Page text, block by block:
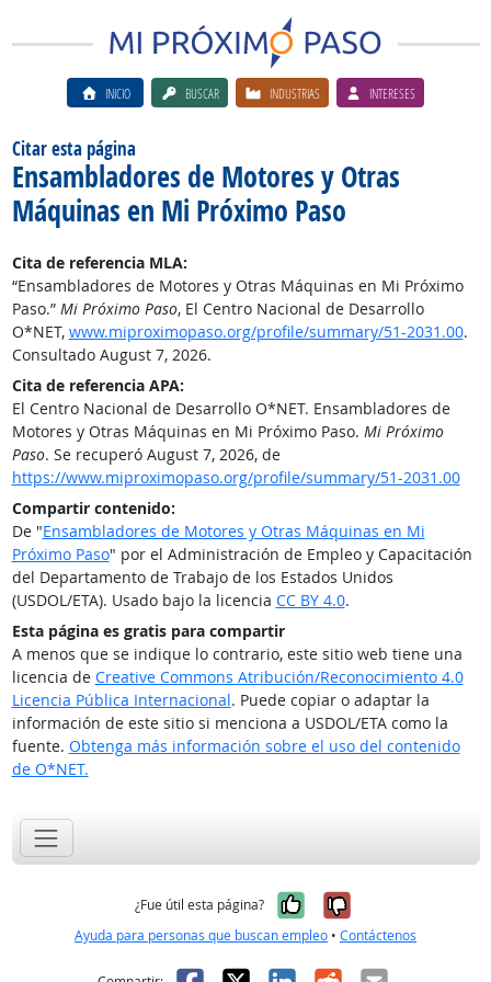
INICIO BUSCAR INDUSTRIAS INTERESES
Citar esta página
Ensambladores de Motores y Otras
Máquinas en Mi Próximo Paso
Cita de referencia MLA:
“Ensambladores de Motores y Otras Máquinas en Mi Próximo
Paso.” Mi Próximo Paso, El Centro Nacional de Desarrollo
O*NET, www.miproximopaso.org/profile/summary/51-2031.00.
Consultado August 7, 2026.
Cita de referencia APA:
El Centro Nacional de Desarrollo O*NET. Ensambladores de
Motores y Otras Máquinas en Mi Próximo Paso. Mi Próximo
Paso. Se recuperó August 7, 2026, de
https://www.miproximopaso.org/profile/summary/51-2031.00
Compartir contenido:
De "Ensambladores de Motores y Otras Máquinas en Mi
Próximo Paso" por el Administración de Empleo y Capacitación
del Departamento de Trabajo de los Estados Unidos
(USDOL/ETA). Usado bajo la licencia CC BY 4.0.
Esta página es gratis para compartir
A menos que se indique lo contrario, este sitio web tiene una
licencia de Creative Commons Atribución/Reconocimiento 4.0
Licencia Pública Internacional. Puede copiar o adaptar la
información de este sitio si menciona a USDOL/ETA como la
fuente. Obtenga más información sobre el uso del contenido
de O*NET.
¿Fue útil esta página? Sí, fue útil
No, no fue
Ayuda para personas que buscan empleo • Contáctenos